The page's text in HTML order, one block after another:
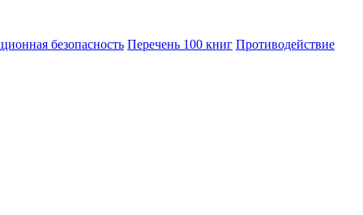
безопасность Перечень 100 книг Противодействие